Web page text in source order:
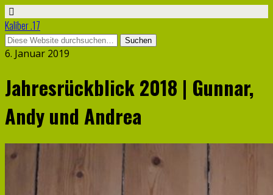
Kaliber .17
6. Januar 2019
Jahresrückblick 2018 | Gunnar,
Andy und Andrea